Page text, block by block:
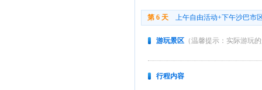
第 6 天 上午自由活动+下午沙巴市
游玩景区 （温馨提示：实际游玩
行程内容